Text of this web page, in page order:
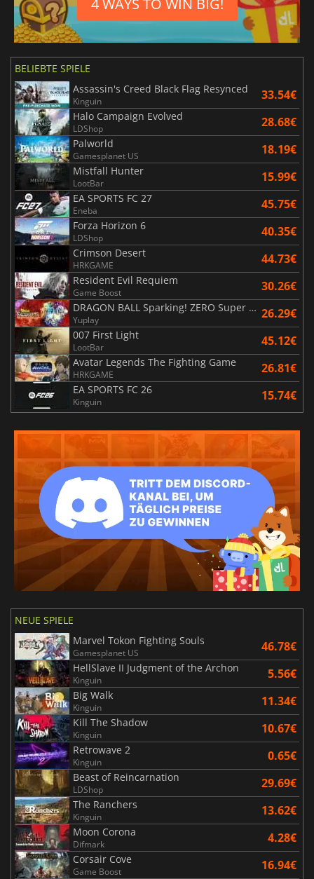
BELIEBTE SPIELE
Assassin's Creed Black Flag Resynced
Kinguin 33.54€
Halo Campaign Evolved
LDShop 28.68€
Palworld
Gamesplanet US 18.19€
Mistfall Hunter
LootBar 15.99€
EA SPORTS FC 27
Eneba 45.75€
Forza Horizon 6
LDShop 40.35€
Crimson Desert
HRKGAME 44.73€
Resident Evil Requiem
Game Boost 30.26€
DRAGON BALL Sparking! ZERO Super Limit Breaking NEO
Yuplay 26.29€
007 First Light
LootBar 45.12€
Avatar Legends The Fighting Game
HRKGAME 26.81€
EA SPORTS FC 26
Kinguin 15.74€
NEUE SPIELE
Marvel Tokon Fighting Souls
Gamesplanet US 46.78€
HellSlave II Judgment of the Archon
Kinguin 5.56€
Big Walk
Kinguin 11.34€
Kill The Shadow
Kinguin 10.67€
Retrowave 2
Kinguin 0.65€
Beast of Reincarnation
LDShop 29.69€
The Ranchers
Kinguin 13.62€
Moon Corona
Difmark 4.28€
Corsair Cove
Game Boost 16.94€